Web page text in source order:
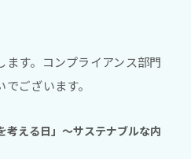
ます。コンプライアンス部門
ございます。
考える日」～サステナブルな内